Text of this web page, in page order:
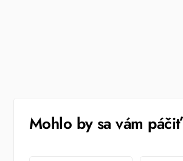
Mohlo by sa vám páčiť